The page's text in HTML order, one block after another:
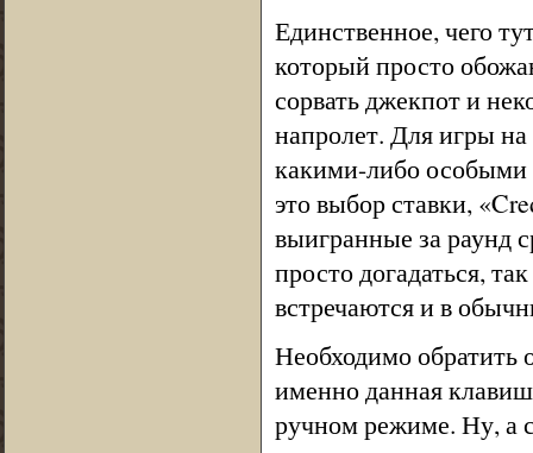
Единственное, чего
который просто
сорвать джекпот и
напролет. Для игры
какими-либо
это выбор ставки,
выигранные за раунд
просто догадаться,
встречаются и в
Необходимо обратить
именно данная
ручном режиме. Ну, а